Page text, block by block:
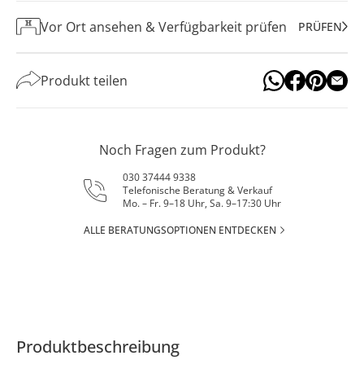
Vor Ort ansehen & Verfügbarkeit prüfen PRÜFEN
Produkt teilen
Noch Fragen zum Produkt?
030 37444 9338
Telefonische Beratung & Verkauf
Mo. – Fr. 9–18 Uhr, Sa. 9–17:30 Uhr
ALLE BERATUNGSOPTIONEN ENTDECKEN
Produktbeschreibung